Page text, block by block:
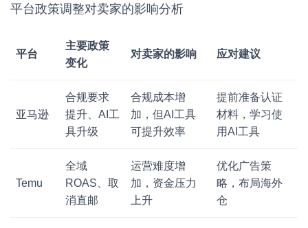
平台政策调整对卖家的影响分析
平台
主要政策
变化
对卖家的影响 应对建议
亚马逊
合规要求
提升、AI工
具升级
合规成本增
加，但AI工具
可提升效率
提前准备认证
材料，学习使
用AI工具
Temu
全域
ROAS、取
消直邮
运营难度增
加，资金压力
上升
优化广告策
略，布局海外
仓